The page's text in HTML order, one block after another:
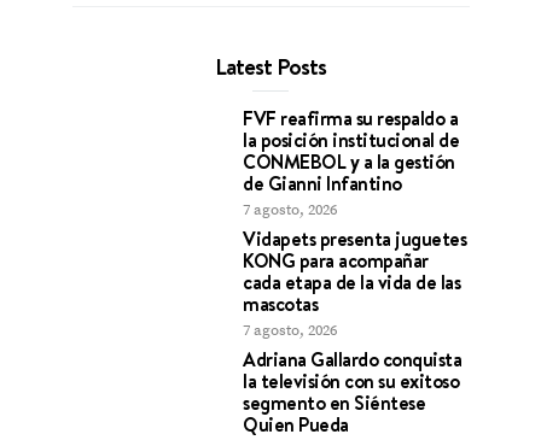
Latest Posts
FVF reafirma su respaldo a
la posición institucional de
CONMEBOL y a la gestión
de Gianni Infantino
7 agosto, 2026
Vidapets presenta juguetes
KONG para acompañar
cada etapa de la vida de las
mascotas
7 agosto, 2026
Adriana Gallardo conquista
la televisión con su exitoso
segmento en Siéntese
Quien Pueda